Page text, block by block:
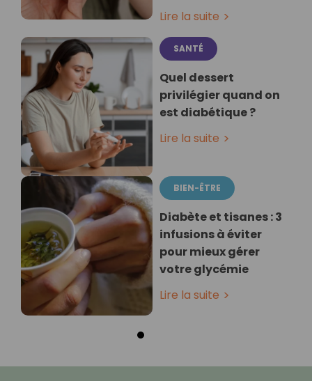
Lire la suite
SANTÉ
Quel dessert
privilégier quand on
est diabétique ?
Lire la suite
BIEN-ÊTRE
Diabète et tisanes : 3
infusions à éviter
pour mieux gérer
votre glycémie
Lire la suite